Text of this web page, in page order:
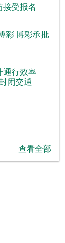
接受报名
彩 博彩承批
通行效率
闭交通
查看全部